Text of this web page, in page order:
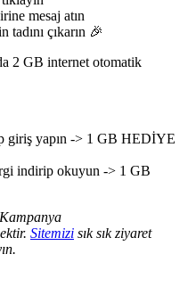
mesaj atın
çıkarın 🎉
2 GB internet otomatik
giriş yapın -> 1 GB HEDİYE
indirip okuyun -> 1 GB
Sitemizi sık sık ziyaret